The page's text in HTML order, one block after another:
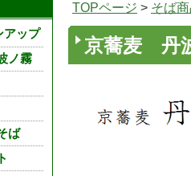
TOPページ > そば
京蕎麦 丹
アップ
ノ霧
ば